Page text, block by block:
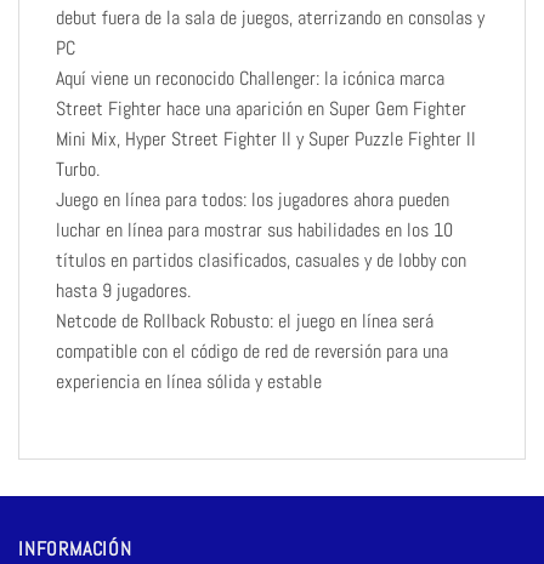
debut fuera de la sala de juegos, aterrizando en consolas y
PC
Aquí viene un reconocido Challenger: la icónica marca
Street Fighter hace una aparición en Super Gem Fighter
Mini Mix, Hyper Street Fighter II y Super Puzzle Fighter II
Turbo.
Juego en línea para todos: los jugadores ahora pueden
luchar en línea para mostrar sus habilidades en los 10
títulos en partidos clasificados, casuales y de lobby con
hasta 9 jugadores.
Netcode de Rollback Robusto: el juego en línea será
compatible con el código de red de reversión para una
experiencia en línea sólida y estable
INFORMACIÓN